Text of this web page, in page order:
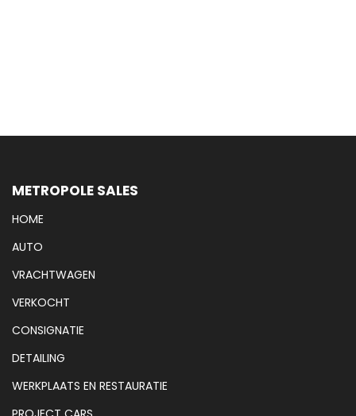
METROPOLE SALES
HOME
AUTO
VRACHTWAGEN
VERKOCHT
CONSIGNATIE
DETAILING
WERKPLAATS EN RESTAURATIE